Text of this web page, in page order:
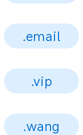
.email
.vip
.wang